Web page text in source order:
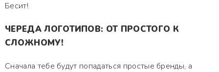
Бесит!
ЧЕРЕДА ЛОГОТИПОВ: ОТ ПРОСТОГО К
СЛОЖНОМУ!
Сначала тебе будут попадаться простые бренды, а